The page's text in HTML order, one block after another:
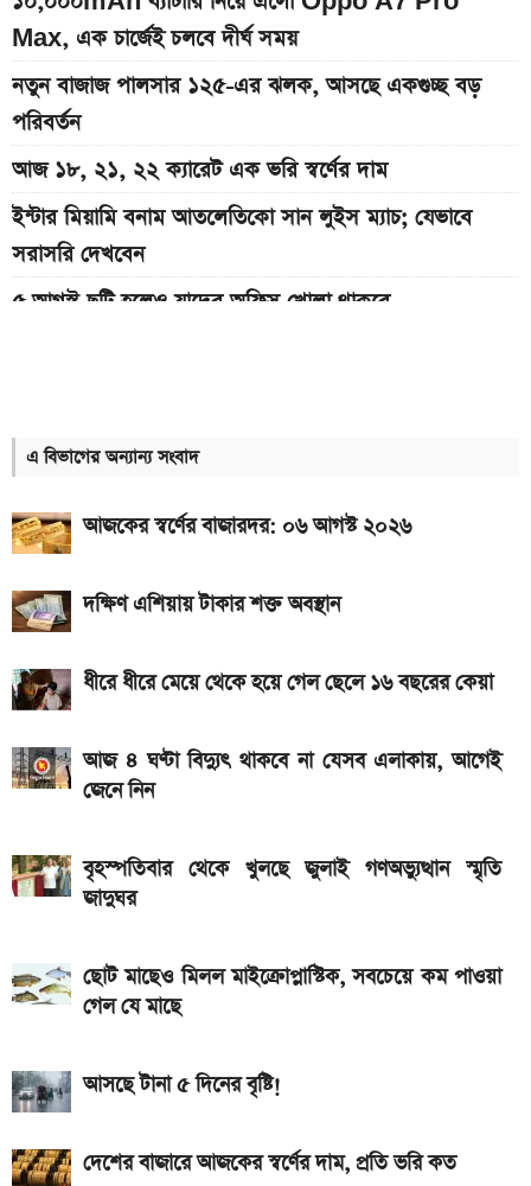
Max, এক চার্জেই চলবে দীর্ঘ সময়
নতুন বাজাজ পালসার ১২৫-এর ঝলক, আসছে একগুচ্ছ বড়
পরিবর্তন
আজ ১৮, ২১, ২২ ক্যারেট এক ভরি স্বর্ণের দাম
ইন্টার মিয়ামি বনাম আতলেতিকো সান লুইস ম্যাচ; যেভাবে
সরাসরি দেখবেন
৫ আগস্ট ছুটি হলেও যাদের অফিস খোলা থাকবে
৯০ মিনিটের খেলা শেষ: ইন্টার মায়ামি বনাম সান লুইস ম্যাচ,
জানুন ফলাফল
৯০ মিনিটের খেলা শেষ: রেমো বনাম সান্তোস ম্যাচ, জানুন
৫ আগস্ট পোশাক কারখানা খোলা থাকবে, নাকি ছুটি? যা জানা
অন্ধকারে জ্বলে উঠবে ফোনের পেছন, REDMI K100 Pro
দেশের বাজারে আজকের স্বর্ণের দাম, প্রতি ভরি কত
জানুন ফলাফল
২ বছর পিছিয়ে যেতে পারে নবম জাতীয় পে-স্কেল
এ বিভাগের অন্যান্য সংবাদ
আজকের স্বর্ণের বাজারদর: ০৬ আগস্ট ২০২৬
দক্ষিণ এশিয়ায় টাকার শক্ত অবস্থান
ধীরে ধীরে মেয়ে থেকে হয়ে গেল ছেলে ১৬ বছরের কেয়া
আজ ৪ ঘণ্টা বিদ্যুৎ থাকবে না যেসব এলাকায়, আগেই
জেনে নিন
বৃহস্পতিবার থেকে খুলছে জুলাই গণঅভ্যুত্থান স্মৃতি
জাদুঘর
ছোট মাছেও মিলল মাইক্রোপ্লাস্টিক, সবচেয়ে কম পাওয়া
গেল যে মাছে
আসছে টানা ৫ দিনের বৃষ্টি!
দেশের বাজারে আজকের স্বর্ণের দাম, প্রতি ভরি কত